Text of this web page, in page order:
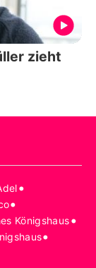
zieht
•
•
Königshaus•
•